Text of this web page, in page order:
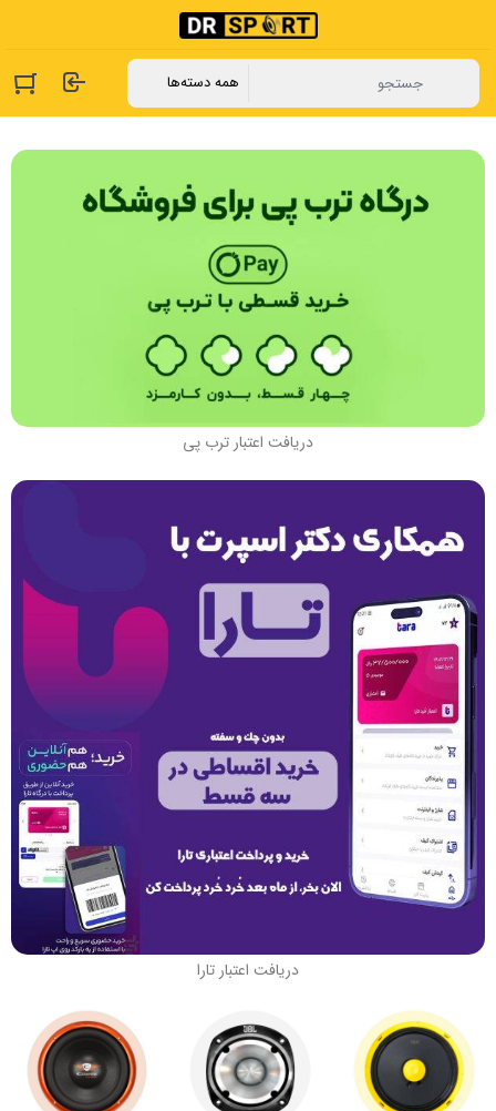
دریافت اعتبار ترب پی
دریافت اعتبار تارا